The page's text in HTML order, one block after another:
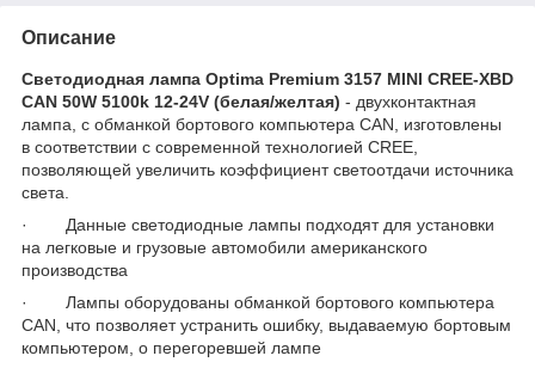
Описание
Светодиодная лампа Optima Premium 3157 MINI CREE-XBD
CAN 50W 5100k 12-24V (белая/желтая) - двухконтактная
лампа, с обманкой бортового компьютера CAN, изготовлены
в соответствии с современной технологией CREE,
позволяющей увеличить коэффициент светоотдачи источника
света.
· Данные светодиодные лампы подходят для установки
на легковые и грузовые автомобили американского
производства
· Лампы оборудованы обманкой бортового компьютера
CAN, что позволяет устранить ошибку, выдаваемую бортовым
компьютером, о перегоревшей лампе